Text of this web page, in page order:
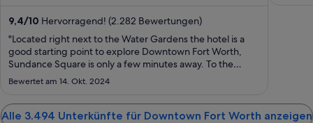
Aug.
bis
zum
9,4/10 Hervorragend! (2.282 Bewertungen)
"Located right next to the Water Gardens the hotel is a
good starting point to explore Downtown Fort Worth,
Sundance Square is only a few minutes away. To the
Stockyards it's a 10min drive. Our room was very spacious
members which you would not expect ..."
Bewertet am 14. Okt. 2024
Alle 3.494 Unterkünfte für Downtown Fort Worth anzeigen